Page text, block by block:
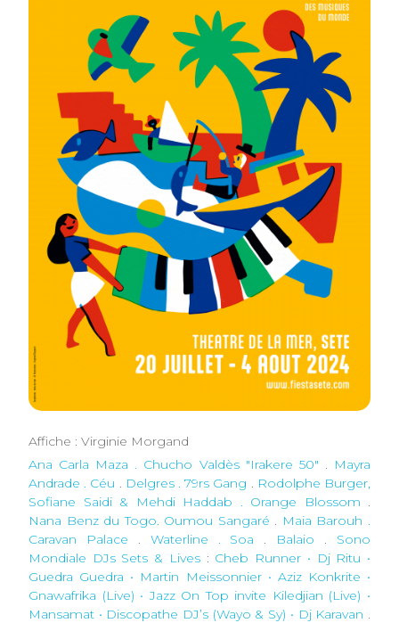
Affiche : Virginie Morgand
Ana Carla Maza . Chucho Valdès "Irakere 50" . Mayra
Andrade . Céu . Delgres . 79rs Gang . Rodolphe Burger,
Sofiane Saidi & Mehdi Haddab . Orange Blossom .
Nana Benz du Togo. Oumou Sangaré . Maia Barouh .
Caravan Palace . Waterline . Soa . Balaio . Sono
Mondiale DJs Sets & Lives: Cheb Runner • Dj Ritu •
Guedra Guedra • Martin Meissonnier • Aziz Konkrite •
Gnawafrika (Live) • Jazz On Top invite Kiledjian (Live) •
Mansamat • Discopathe DJ’s (Wayo & Sy) • Dj Karavan .